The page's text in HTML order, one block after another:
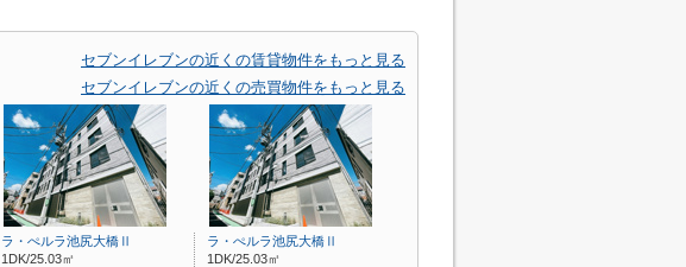
セブンイレブンの近くの賃貸物件をもっと見る
セブンイレブンの近くの売買物件をもっと見る
ラ・ぺルラ池尻大橋Ⅱ
1DK/25.03㎡
ラ・ぺルラ池尻大橋Ⅱ
1DK/25.03㎡